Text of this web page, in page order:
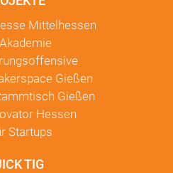
Mittelhessen
Gießen
Gießen
Hessen
Startups
TIG